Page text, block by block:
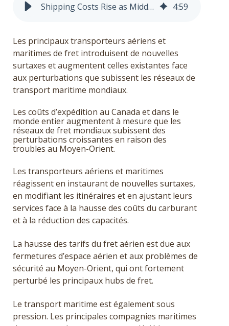
Shipping Costs Rise as Middle East Unrest Disrupts Air and Ocean Freight 4:59
Les principaux transporteurs aériens et
maritimes de fret introduisent de nouvelles
surtaxes et augmentent celles existantes face
aux perturbations que subissent les réseaux de
transport maritime mondiaux.
Les coûts d’expédition au Canada et dans le
monde entier augmentent à mesure que les
réseaux de fret mondiaux subissent des
perturbations croissantes en raison des
troubles au Moyen-Orient.
Les transporteurs aériens et maritimes
réagissent en instaurant de nouvelles surtaxes,
en modifiant les itinéraires et en ajustant leurs
services face à la hausse des coûts du carburant
et à la réduction des capacités.
La hausse des tarifs du fret aérien est due aux
fermetures d’espace aérien et aux problèmes de
sécurité au Moyen-Orient, qui ont fortement
perturbé les principaux hubs de fret.
Le transport maritime est également sous
pression. Les principales compagnies maritimes